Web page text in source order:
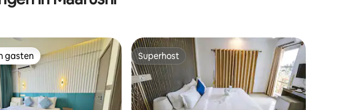
gasten
gasten Superhost
Superhost